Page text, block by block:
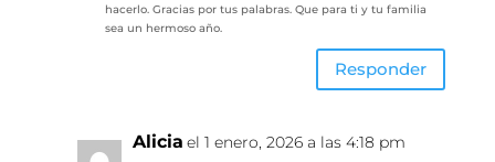
hacerlo. Gracias por tus palabras. Que para ti y tu familia
sea un hermoso año.
Responder
Alicia el 1 enero, 2026 a las 4:18 pm